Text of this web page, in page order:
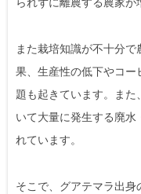
られずに離農する農家が
また栽培知識が不十分
果、生産性の低下やコー
題も起きています。ま
いて大量に発生する廃水
れています。
そこで、グアテマラ出身